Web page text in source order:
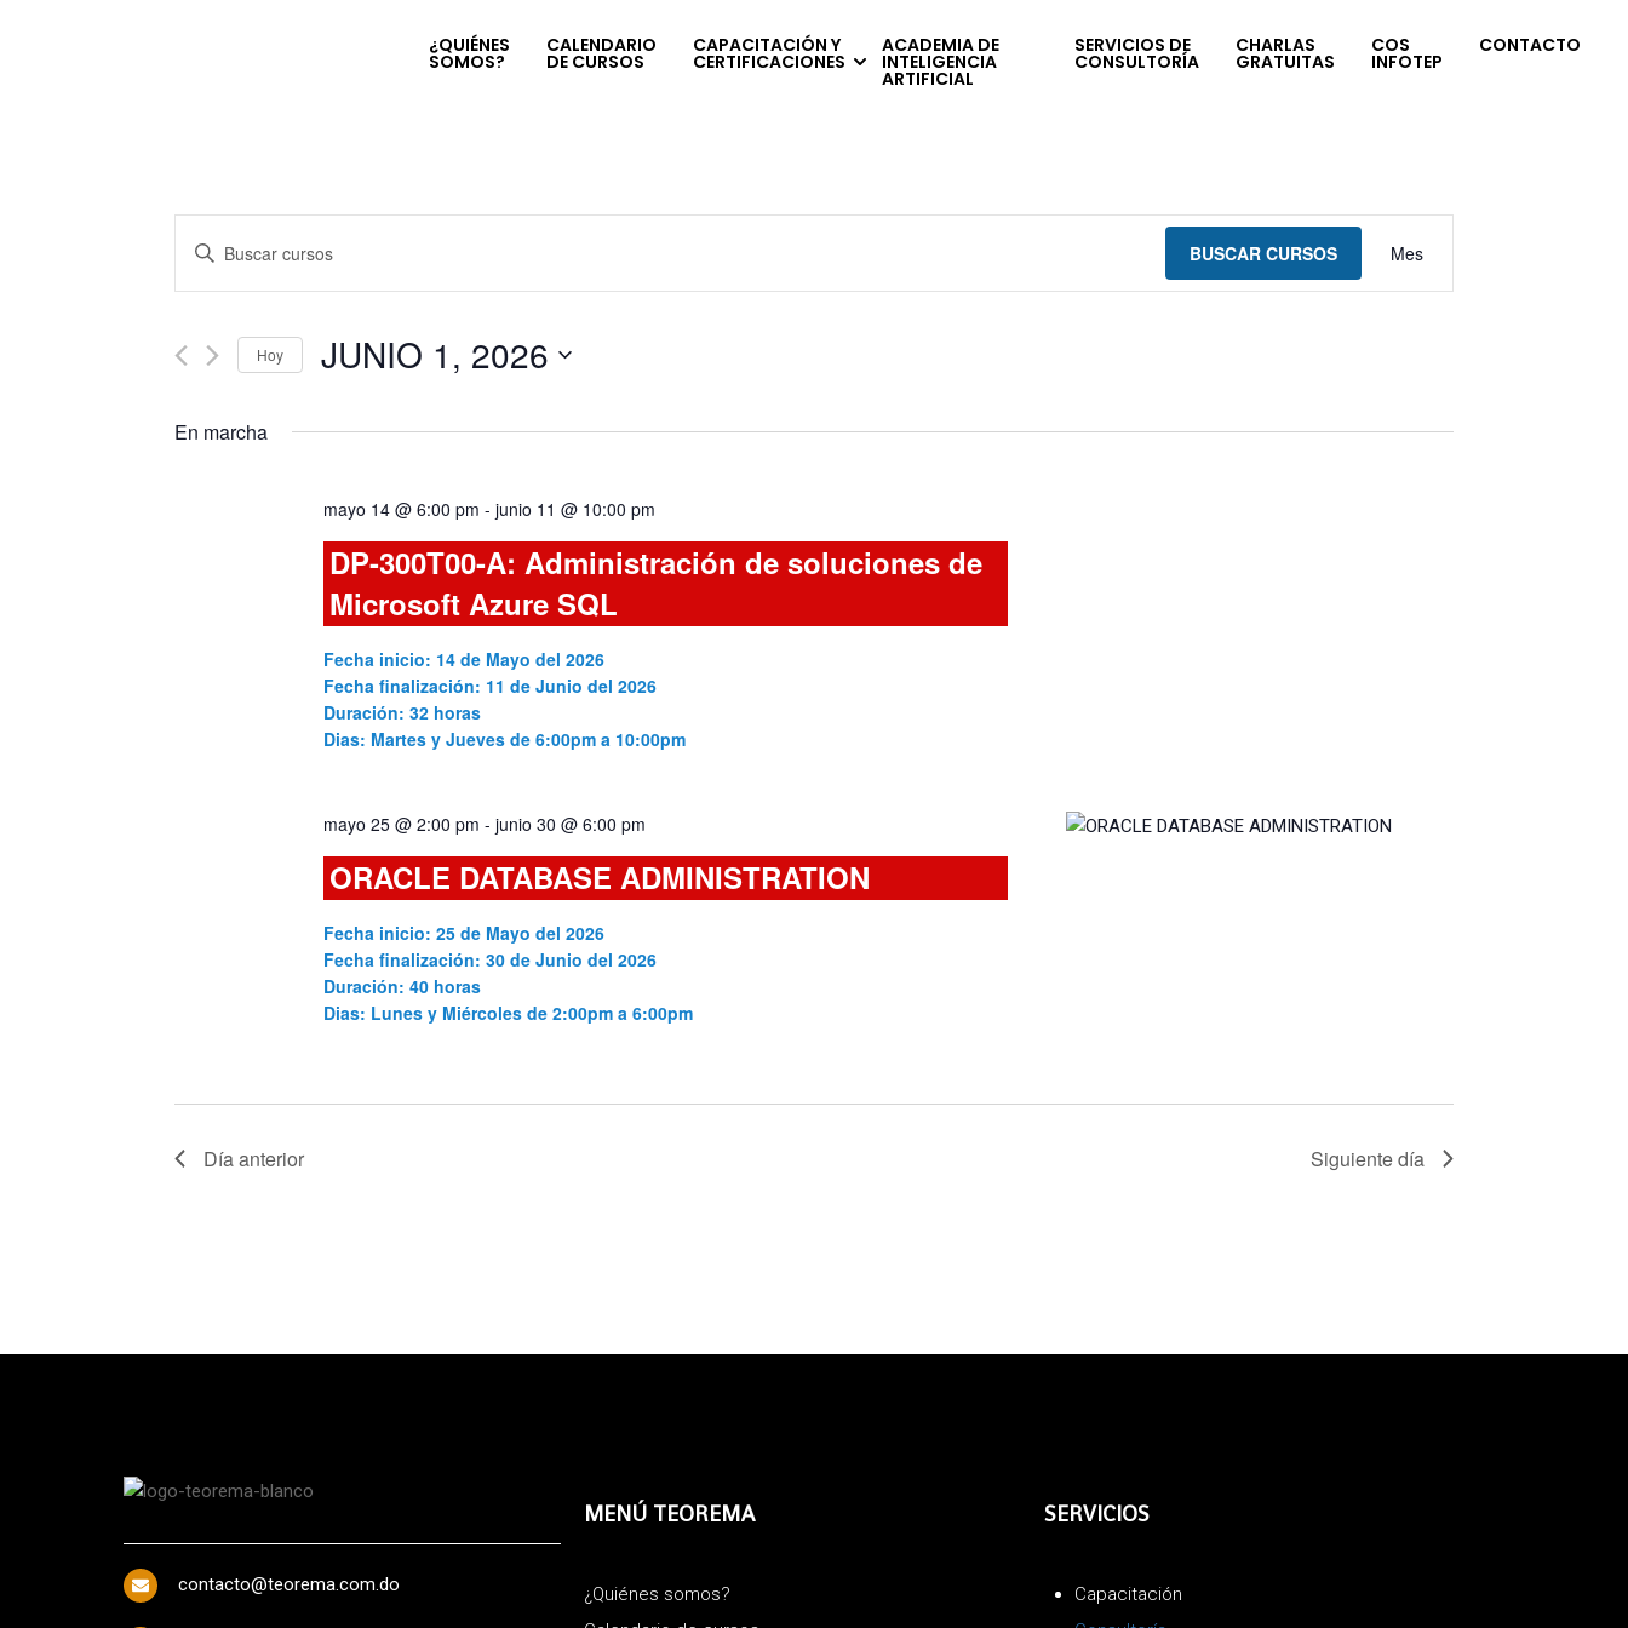
¿QUIÉNES
SOMOS?
CALENDARIO
DE CURSOS
CAPACITACIÓN Y
CERTIFICACIONES
ACADEMIA DE
INTELIGENCIA
ARTIFICIAL
SERVICIOS DE
CONSULTORÍA
CHARLAS
GRATUITAS
COS
INFOTEP
CONTACTO
Navegación
de
búsqueda
y
Introduce
Busca
para
BUSCAR CURSOS Mes
Hoy JUNIO 1, 2026
En marcha
mayo 14 @ 6:00 pm - junio 11 @ 10:00 pm
DP-300T00-A: Administración de soluciones de
Microsoft Azure SQL
Fecha inicio: 14 de Mayo del 2026
Fecha finalización: 11 de Junio del 2026
Duración: 32 horas
Dias: Martes y Jueves de 6:00pm a 10:00pm
mayo 25 @ 2:00 pm - junio 30 @ 6:00 pm
ORACLE DATABASE ADMINISTRATION
Fecha inicio: 25 de Mayo del 2026
Fecha finalización: 30 de Junio del 2026
Duración: 40 horas
Dias: Lunes y Miércoles de 2:00pm a 6:00pm
Día anterior Siguiente día
contacto@teorema.com.do
MENÚ TEOREMA
¿Quiénes somos?
SERVICIOS
Capacitación